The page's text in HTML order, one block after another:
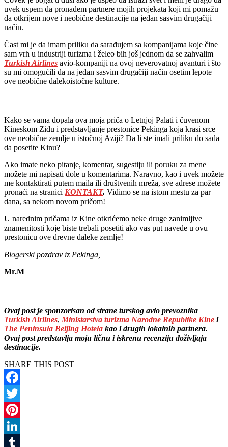
uvek uspem da pronađem partnere mojih projekata koji mi pomažu
da otkrijem nove i neobične destinacije na jedan sasvim drugačiji
način.
Čast mi je da imam priliku da sarađujem sa kompanijama koje čine
sam vrh u industriji turizma i želeo bih još jednom da se zahvalim
Turkish Airlines avio-kompaniji na ovoj neverovatnoj avanturi i što
su mi omogućili da na jedan sasvim drugačiji način osetim lepote
ove neobične dalekoistočne kulture.
Kako se vama dopala ova moja priča o Letnjoj Palati i čuvenom
Kineskom Zidu i predstavljanje prestonice Pekinga koja krasi srce
ove neobične zemlje u istočnoj Aziji? Da li ste imali priliku do sada
da posetite Kinu?
Ako imate neko pitanje, komentar, sugestiju ili poruku za mene
možete mi napisati dole u komentarima. Naravno, kao i uvek možete
me kontaktirati putem maila ili društvenih mreža, sve adrese možete
pronaći na stranici KONTAKT. Vidimo se na istom mestu za par
dana, sa nekom novom pričom!
U narednim pričama iz Kine otkrićemo neke druge zanimljive
znamenitosti koje biste trebali posetiti ako vas put navede u ovu
prestonicu ove drevne daleke zemlje!
Blogerski pozdrav iz Pekinga,
Mr.M
Ovaj post je sponzorisan od strane turskog avio prevoznika
Turkish Airlines, Ministarstva turizma Narodne Republike Kine i
The Peninsula Beijing Hotela kao i drugih lokalnih partnera.
Ovaj post predstavlja moju ličnu i iskrenu recenziju doživljaja
destinacije.
SHARE THIS POST
Facebook
Twitter
Pinterest
LinkedIn